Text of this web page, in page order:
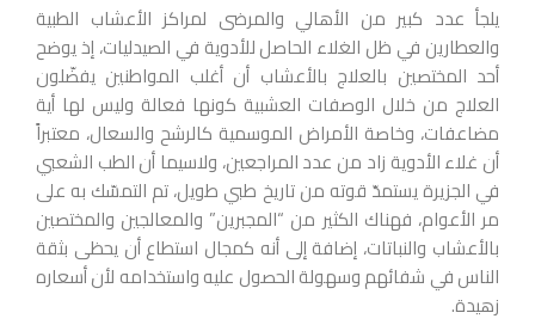
يلجأ عدد كبير من الأهالي والمرضى لمراكز الأعشاب الطبية
والعطارين في ظل الغلاء الحاصل للأدوية في الصيدليات، إذ يوضح
أحد المختصين بالعلاج بالأعشاب أن أغلب المواطنين يفضّلون
العلاج من خلال الوصفات العشبية كونها فعالة وليس لها أية
مضاعفات، وخاصة الأمراض الموسمية كالرشح والسعال، معتبراً
أن غلاء الأدوية زاد من عدد المراجعين، ولاسيما أن الطب الشعبي
في الجزيرة يستمدّ قوته من تاريخ طبي طويل، تم التمسّك به على
مر الأعوام، فهناك الكثير من “المجبرين” والمعالجين والمختصين
بالأعشاب والنباتات، إضافة إلى أنه كمجال استطاع أن يحظى بثقة
الناس في شفائهم وسهولة الحصول عليه واستخدامه لأن أسعاره
زهيدة.